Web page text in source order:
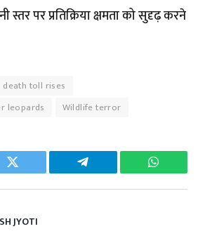
स्तर पर प्रतिक्रिया क्षमता को सुदृढ़ करने
death toll rises
leopards
Wildlife terror
Twitter Telegram
JYOTI